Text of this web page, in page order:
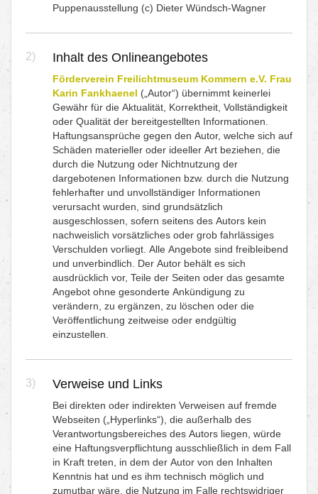
Puppenausstellung (c) Dieter Wündsch-Wagner
2) Inhalt des Onlineangebotes
Förderverein Freilichtmuseum Kommern e.V. Frau
Karin Fankhaenel („Autor“) übernimmt keinerlei
Gewähr für die Aktualität, Korrektheit, Vollständigkeit
oder Qualität der bereitgestellten Informationen.
Haftungsansprüche gegen den Autor, welche sich auf
Schäden materieller oder ideeller Art beziehen, die
durch die Nutzung oder Nichtnutzung der
dargebotenen Informationen bzw. durch die Nutzung
fehlerhafter und unvollständiger Informationen
verursacht wurden, sind grundsätzlich
ausgeschlossen, sofern seitens des Autors kein
nachweislich vorsätzliches oder grob fahrlässiges
Verschulden vorliegt. Alle Angebote sind freibleibend
und unverbindlich. Der Autor behält es sich
ausdrücklich vor, Teile der Seiten oder das gesamte
Angebot ohne gesonderte Ankündigung zu
verändern, zu ergänzen, zu löschen oder die
Veröffentlichung zeitweise oder endgültig
einzustellen.
3) Verweise und Links
Bei direkten oder indirekten Verweisen auf fremde
Webseiten („Hyperlinks“), die außerhalb des
Verantwortungsbereiches des Autors liegen, würde
eine Haftungsverpflichtung ausschließlich in dem Fall
in Kraft treten, in dem der Autor von den Inhalten
Kenntnis hat und es ihm technisch möglich und
zumutbar wäre, die Nutzung im Falle rechtswidriger